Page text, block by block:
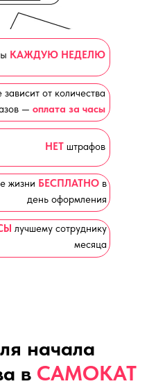
от количества
— оплата за часы
НЕТ штрафов
КАЖДУЮ НЕДЕЛЮ
лучшему сотруднику
месяца
жизни БЕСПЛАТНО в
день оформления
начала
в САМОКАТ